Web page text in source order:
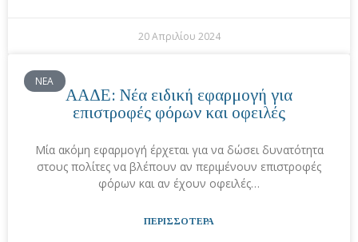
20 Απριλίου 2024
ΝΕΑ
ΑΑΔΕ: Νέα ειδική εφαρμογή για
επιστροφές φόρων και οφειλές
Μία ακόμη εφαρμογή έρχεται για να δώσει δυνατότητα
στους πολίτες να βλέπουν αν περιμένουν επιστροφές
φόρων και αν έχουν οφειλές…
ΠΕΡΙΣΣΟΤΕΡΑ